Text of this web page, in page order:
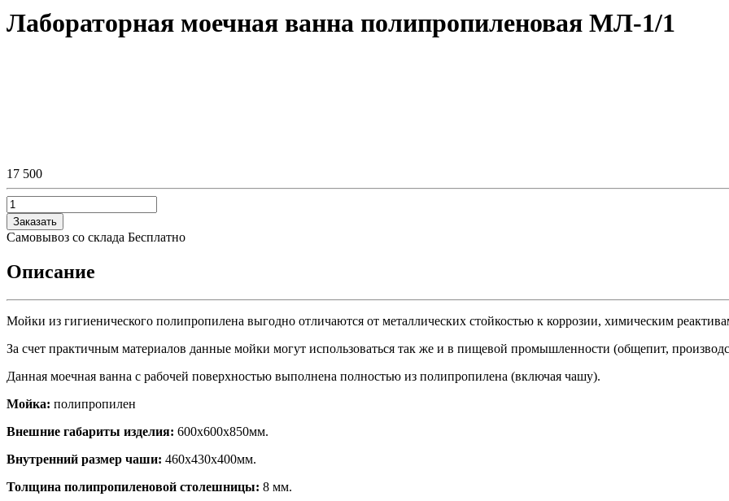
Лабораторная моечная ванна полипропиленовая МЛ-1/1
17 500
Заказать
Самовывоз со склада Бесплатно
Описание
Мойки из гигиенического полипропилена выгодно отличаются от металлических стойкостью к коррозии, химическим
За счет практичным материалов данные мойки могут использоваться так же и в пищевой промышленности (общепит,
Данная моечная ванна с рабочей поверхностью выполнена полностью из полипропилена (включая чашу).
Мойка: полипропилен
Внешние габариты изделия: 600х600х850мм.
Внутренний размер чаши: 460х430х400мм.
Толщина полипропиленовой столешницы: 8 мм.